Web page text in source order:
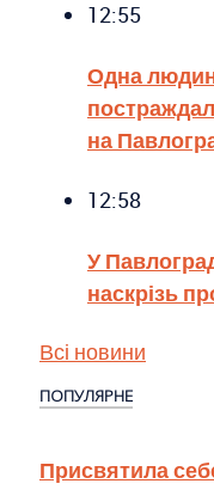
12:55
Одна
на
12:58
У
наскрізь
Всі новини
ПОПУЛЯРНЕ
Присвятила